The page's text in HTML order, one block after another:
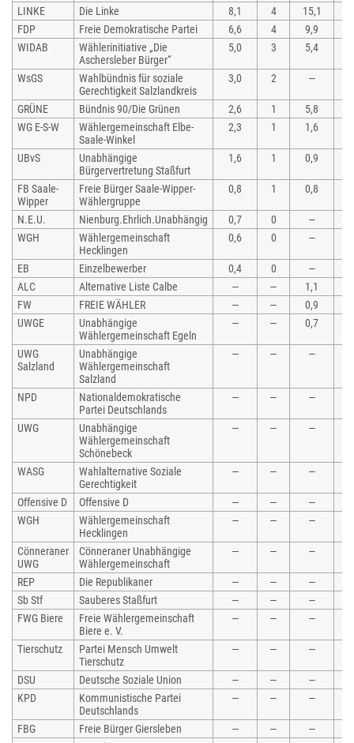
LINKE Die Linke 8,1 4 15,1
FDP
Freie Demokratische Partei 6,6 4 9,9
WIDAB
Wählerinitiative „Die
Aschersleber Bürger“
5,0 3 5,4
WsGS
Wahlbündnis für soziale
Gerechtigkeit Salzlandkreis
3,0 2 —
GRÜNE Bündnis 90/Die Grünen 2,6 1 5,8
WG E-S-W
Wählergemeinschaft Elbe-
Saale-Winkel
2,3 1 1,6
UBvS
Unabhängige
Bürgervertretung Staßfurt
1,6 1 0,9
FB Saale-
Wipper
Freie Bürger Saale-Wipper-
Wählergruppe
0,8 1 0,8
N.E.U. Nienburg.Ehrlich.Unabhängig 0,7 0 —
WGH
Wählergemeinschaft
Hecklingen
0,6 0 —
EB Einzelbewerber 0,4 0 —
ALC
Alternative Liste Calbe — — 1,1
FW
FREIE WÄHLER — — 0,9
UWGE
Unabhängige
Wählergemeinschaft Egeln
— — 0,7
UWG
Salzland
Unabhängige
Wählergemeinschaft
Salzland
— — —
NPD
Nationaldemokratische
Partei Deutschlands
— — —
UWG
Unabhängige
Wählergemeinschaft
Schönebeck
— — —
WASG
Wahlalternative Soziale
Gerechtigkeit
— — —
Offensive D Offensive D — — —
WGH
Wählergemeinschaft
Hecklingen
— — —
Cönneraner
UWG
Cönneraner Unabhängige
Wählergemeinschaft
— — —
REP Die Republikaner — — —
Sb Stf
Sauberes Staßfurt — — —
FWG Biere
Freie Wählergemeinschaft
Biere e. V.
— — —
Tierschutz
Partei Mensch Umwelt
Tierschutz
— — —
DSU Deutsche Soziale Union — — —
KPD
Kommunistische Partei
Deutschlands
— — —
FBG Freie Bürger Giersleben — — —